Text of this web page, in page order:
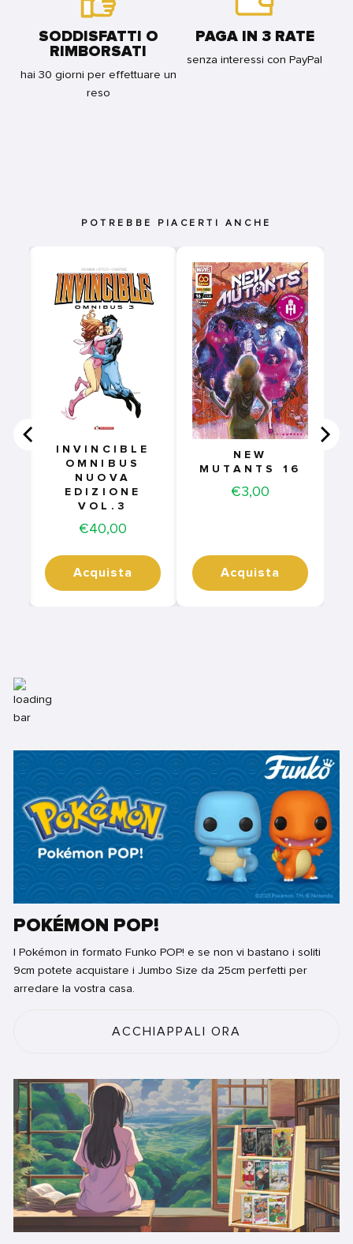
SODDISFATTI O
RIMBORSATI
hai 30 giorni per effettuare un
reso
PAGA IN 3 RATE
senza interessi con PayPal
POTREBBE PIACERTI ANCHE
INVINCIBLE
OMNIBUS
NUOVA
EDIZIONE
VOL.3
Price
€40,00
Acquista
NEW
MUTANTS 16
Price
€3,00
Acquista
POKÉMON POP!
I Pokémon in formato Funko POP! e se non vi bastano i soliti
9cm potete acquistare i Jumbo Size da 25cm perfetti per
arredare la vostra casa.
ACCHIAPPALI ORA